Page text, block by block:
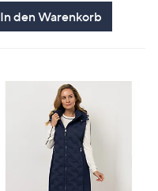
In den Warenkorb